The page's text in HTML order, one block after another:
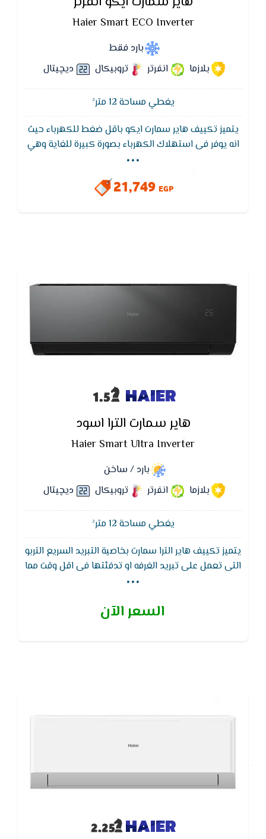
Haier Smart ECO Inverter
بارد فقط
بلازما
انفرتر تروبيكال ديچيتال
يغطي مساحة 12 متر²
يتميز تكييف هاير سمارت ايكو باقل ضغط للكهرباء حيث
انه يوفر فى استهلاك الكهرباء بصورة كبيرة للغاية وهي
أكبر مميزات تكييفات هاير و ايضا تكييف هاير الانفرتر
للحفاظ على مستويات درجة الحرارة المطلوبة. علاوة على
...
21,749 EGP
HAIER
هاير سمارت الترا اسود
Haier Smart Ultra Inverter
بارد / ساخن
بلازما
انفرتر تروبيكال ديچيتال
يغطي مساحة 12 متر²
يتميز تكييف هاير الترا سمارت بخاصية التبريد السريع التربو
التى تعمل على تبريد الغرفه او تدفئتها فى اقل وقت مما
يؤدى إلى استهلاك كهرباء اقل ويتميز ايضا تكييف هاير
على اقل ضغط للكهرباء بالاضافه إلى وايضا تصميم
...
السعر الآن
HAIER